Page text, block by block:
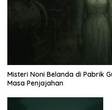
Misteri Noni Belanda di Pabrik
Masa Penjajahan